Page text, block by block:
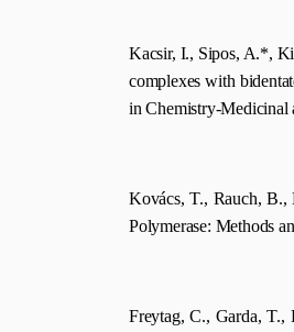
Kacsir, I., Sipos, A.*,
complexes with
in Chemistry-Medicinal
Kovács, T., Rauch, B.,
Polymerase: Methods
Freytag, C., Garda,